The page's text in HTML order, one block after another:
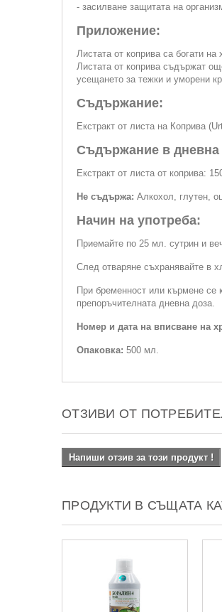
- засилване защитата на
Приложение:
Листата от коприва са богати
Листата от коприва съдържат
усещането за тежки и уморени
Съдържание:
Eкстракт от листа на Коприва
Съдържание в дневна
Екстракт от листа от коприва:
Не съдържа: Алкохол, глутен,
Начин на употреба:
Приемайте по 25 мл. сутрин и
След отваряне съхранявайте в
При бременност или кърмене се
препоръчителната дневна доза.
Номер и дата на вписване на
Опаковка: 500 мл.
ОТЗИВИ ОТ
Напиши отзив за този продукт !
ПРОДУКТИ В СЪЩАТА